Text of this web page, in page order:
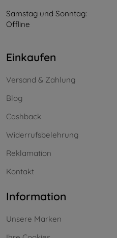
Samstag und Sonntag:
Offline
Einkaufen
Versand & Zahlung
Blog
Cashback
Widerrufsbelehrung
Reklamation
Kontakt
Information
Unsere Marken